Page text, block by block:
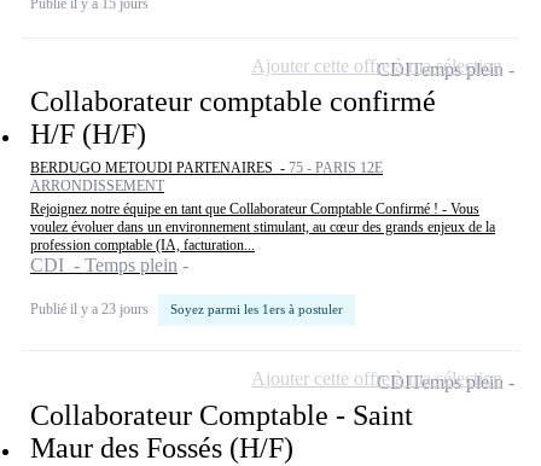
Collaborateur comptable confirmé
H/F (H/F)
BERDUGO METOUDI PARTENAIRES - 75 - PARIS 12E
ARRONDISSEMENT
Rejoignez notre équipe en tant que Collaborateur Comptable Confirmé ! - Vous
voulez évoluer dans un environnement stimulant, au cœur des grands enjeux de la
profession comptable (IA, facturation...
CDI - Temps plein
Publié il y a 23 jours Soyez parmi les 1ers à postuler
CDITemps plein
Ajouter cette offre à ma sélection
Collaborateur Comptable - Saint
Maur des Fossés (H/F)
CDITemps plein
Ajouter cette offre à ma sélection